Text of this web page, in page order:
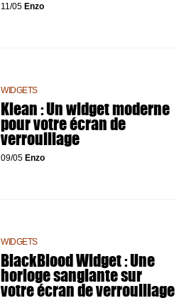
11/05 Enzo
WIDGETS
Klean : Un widget moderne
pour votre écran de
verrouillage
09/05 Enzo
WIDGETS
BlackBlood Widget : Une
horloge sanglante sur
votre écran de verrouillage